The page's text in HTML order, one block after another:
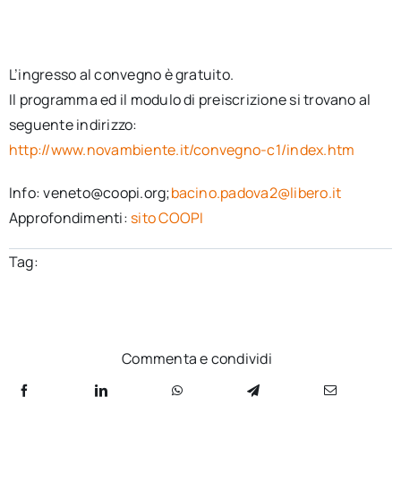
L’ingresso al convegno è gratuito.
Il programma ed il modulo di preiscrizione si trovano al
seguente indirizzo:
http://www.novambiente.it/convegno-c1/index.htm
Info: veneto@coopi.org;bacino.padova2@libero.it
Approfondimenti: sito COOPI
Tag:
Commenta e condividi